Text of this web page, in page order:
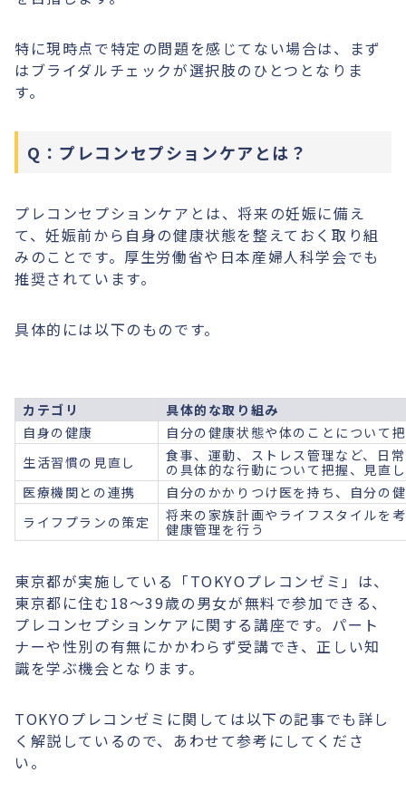
特に現時点で特定の問題を感じてない場合は、まず
はブライダルチェックが選択肢のひとつとなりま
す。
Q：プレコンセプションケアとは？
プレコンセプションケアとは、将来の妊娠に備え
て、妊娠前から自身の健康状態を整えておく取り組
みのことです。厚生労働省や日本産婦人科学会でも
推奨されています。
具体的には以下のものです。
カテゴリ
具体的な取り組み
自身の健康
自分の健康状態や体のことについて
生活習慣の見直し
食事、運動、ストレス管理など、日
の具体的な行動について把握、見直
医療機関との連携
自分のかかりつけ医を持ち、自分の
ライフプランの策定
将来の家族計画やライフスタイルを
健康管理を行う
東京都が実施している「TOKYOプレコンゼミ」は、
東京都に住む18〜39歳の男女が無料で参加できる、
プレコンセプションケアに関する講座です。パート
ナーや性別の有無にかかわらず受講でき、正しい知
識を学ぶ機会となります。
TOKYOプレコンゼミに関しては以下の記事でも詳し
く解説しているので、あわせて参考にしてくださ
い。